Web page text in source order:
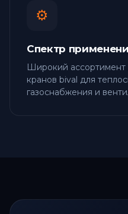
⚙️
Спектр
Широкий
кранов bival для
газоснабжения и